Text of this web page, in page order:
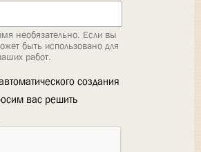
необязательно. Если вы
быть использовано для
работ.
создания
вас решить